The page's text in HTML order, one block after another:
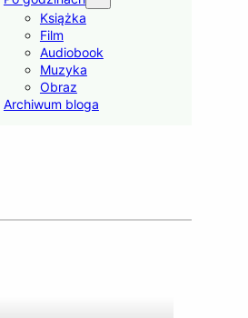
Książka
Film
Audiobook
Muzyka
Obraz
Archiwum bloga